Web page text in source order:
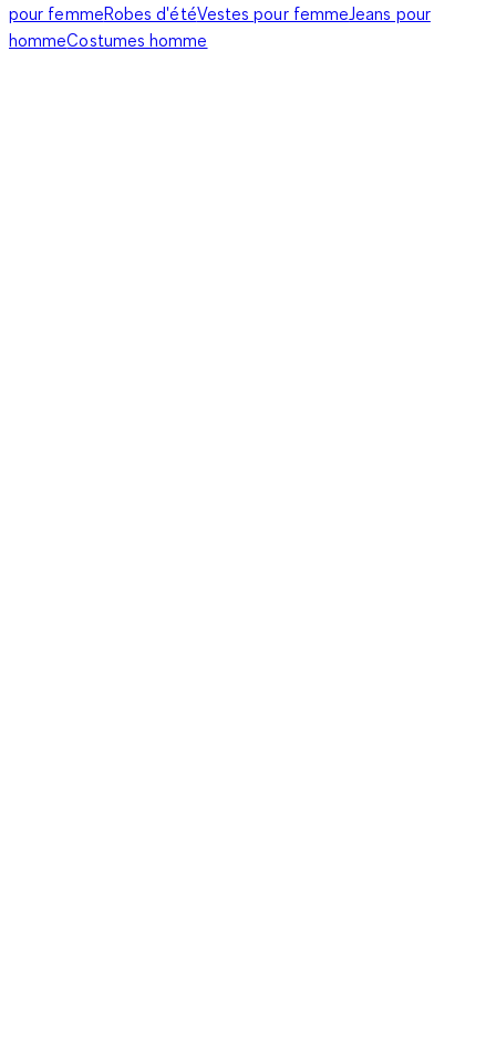
pour femmeRobes d'étéVestes pour femmeJeans pour
hommeCostumes homme